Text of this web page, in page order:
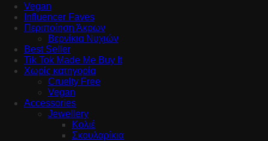
Vegan
Influencer Faves
Περιποίηση Άκρων
Βερνίκια Νυχιών
Best Seller
Tik Tok Made Me Buy It
Χωρίς κατηγορία
Cruelty Free
Vegan
Accessories
Jewellery
Κολιέ
Σκουλαρίκια